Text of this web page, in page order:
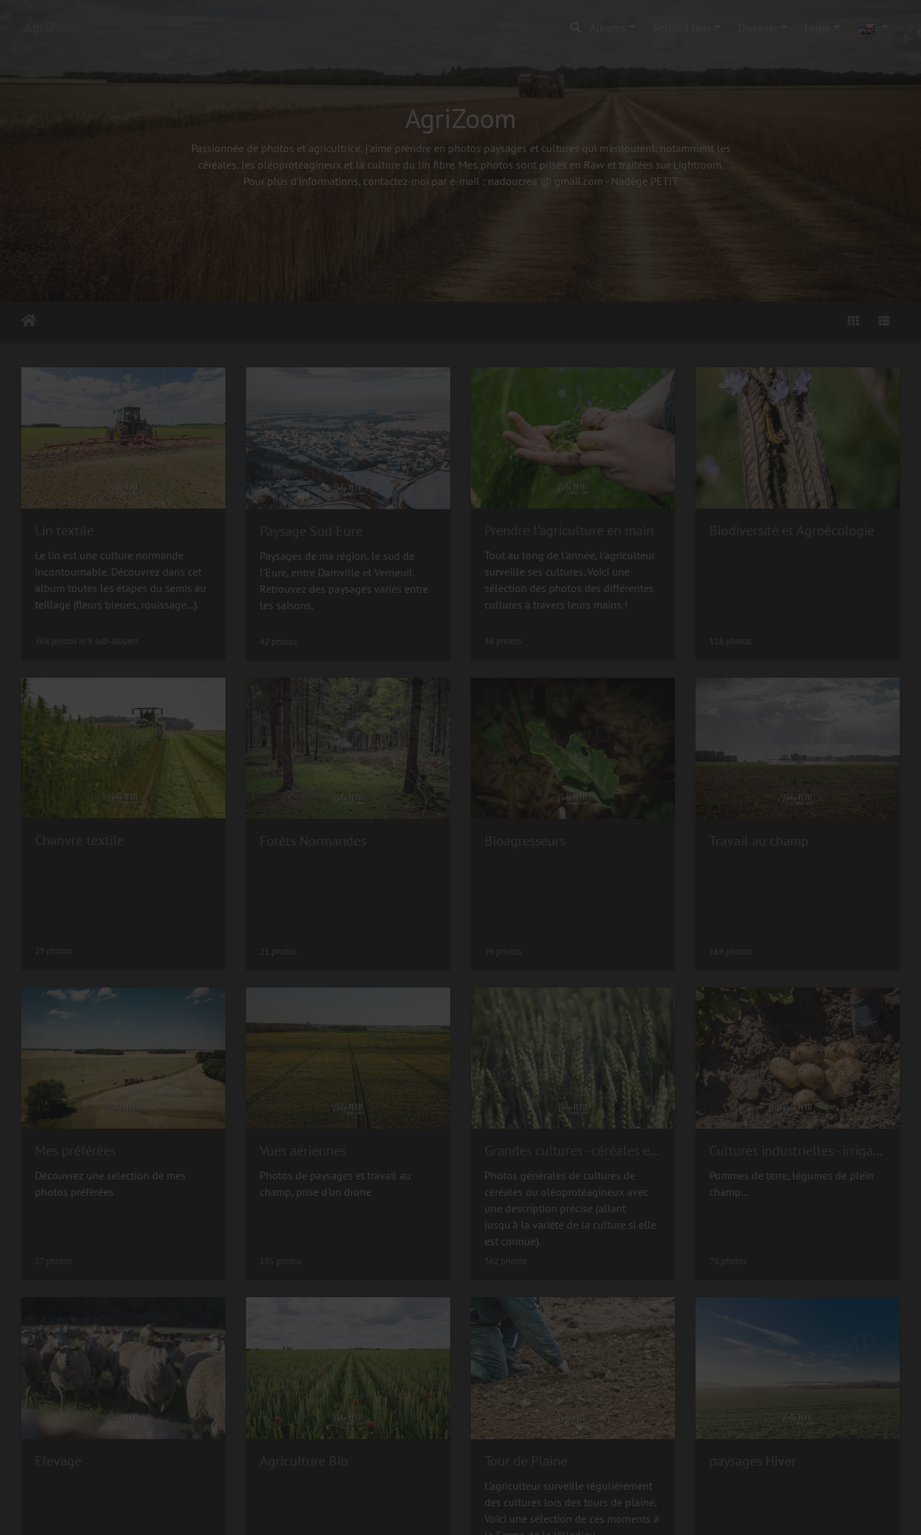
AgriZoom
Passionnée de photos et agricultrice, j'aime prendre en photos paysages et cultures qui m'entourent, notamment les
céréales, les oléoprotéagineux et la culture du lin fibre. Mes photos sont prises en Raw et traitées sur Lightroom.
Pour plus d'informations, contactez-moi par e-mail : nadoucrea @ gmail.com - Nadège PETIT
Le lin est une culture normande
incontournable. Découvrez dans cet
album toutes les étapes du semis au
teillage (fleurs bleues, rouissage...).
368 photos in 9 sub-albums
Paysages de ma région, le sud de
l'Eure, entre Damville et Verneuil.
Retrouvez des paysages variés entre
les saisons.
42 photos
Tout au long de l'année, l'agriculteur
surveille ses cultures. Voici une
sélection des photos des différentes
cultures à travers leurs mains !
46 photos 118 photos
29 photos 21 photos 26 photos 169 photos
Découvrez une sélection de mes
photos préférées
27 photos
Photos de paysages et travail au
champ, prise d'un drone
185 photos
Grandes cultures - céréales et oléoprotéagineux
Photos générales de cultures de
céréales ou oléoprotéagineux avec
une description précise (allant
jusqu'à la variété de la culture si elle
est connue).
362 photos
Cultures industrielles - irrigation
Pommes de terre, légumes de plein
champ...
70 photos
L'agriculteur surveille régulièrement
des cultures lors des tours de plaine.
Voici une sélection de ces moments à